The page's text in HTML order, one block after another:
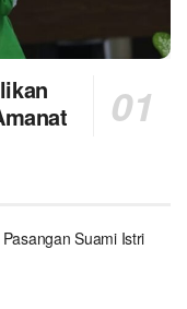
Suami Istri